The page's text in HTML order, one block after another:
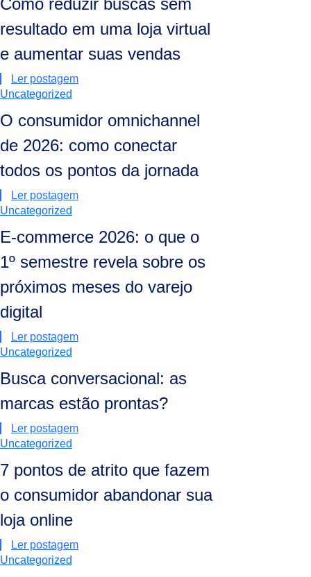
Como reduzir buscas sem
resultado em uma loja virtual
e aumentar suas vendas
Ler postagem
Uncategorized
O consumidor omnichannel
de 2026: como conectar
todos os pontos da jornada
Ler postagem
Uncategorized
E-commerce 2026: o que o
1º semestre revela sobre os
próximos meses do varejo
digital
Ler postagem
Uncategorized
Busca conversacional: as
marcas estão prontas?
Ler postagem
Uncategorized
7 pontos de atrito que fazem
o consumidor abandonar sua
loja online
Ler postagem
Uncategorized